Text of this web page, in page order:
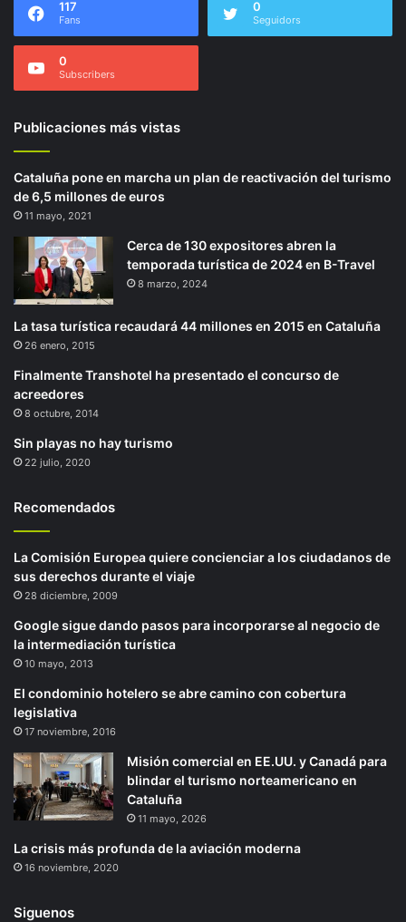
117
Fans
0
Seguidors
0
Subscribers
Publicaciones más vistas
Cataluña pone en marcha un plan de reactivación del turismo
de 6,5 millones de euros
11 mayo, 2021
Cerca de 130 expositores abren la
temporada turística de 2024 en B-Travel
8 marzo, 2024
La tasa turística recaudará 44 millones en 2015 en Cataluña
26 enero, 2015
Finalmente Transhotel ha presentado el concurso de
acreedores
8 octubre, 2014
Sin playas no hay turismo
22 julio, 2020
Recomendados
La Comisión Europea quiere concienciar a los ciudadanos de
sus derechos durante el viaje
28 diciembre, 2009
Google sigue dando pasos para incorporarse al negocio de
la intermediación turística
10 mayo, 2013
El condominio hotelero se abre camino con cobertura
legislativa
17 noviembre, 2016
Misión comercial en EE.UU. y Canadá para
blindar el turismo norteamericano en
Cataluña
11 mayo, 2026
La crisis más profunda de la aviación moderna
16 noviembre, 2020
Siguenos